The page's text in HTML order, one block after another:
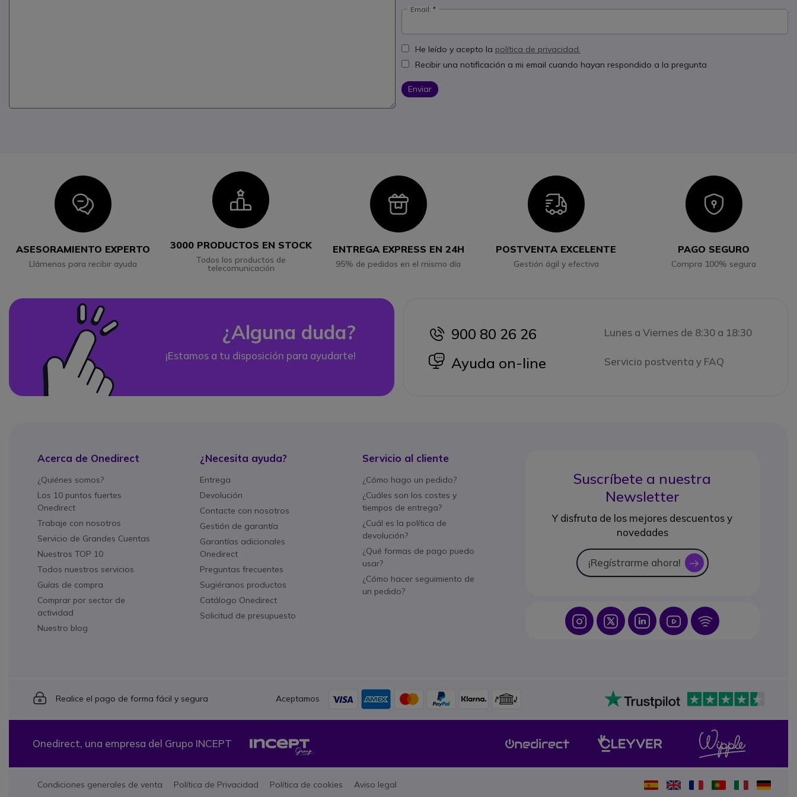
Email:
He leído y acepto la política de privacidad.
Recibir una notificación a mi email cuando hayan respondido a la pregunta
Enviar
Icon
ASESORAMIENTO EXPERTO
Llámenos para recibir ayuda
Icon
3000 PRODUCTOS EN STOCK
Todos los productos de
telecomunicación
Icon
ENTREGA EXPRESS EN 24H
95% de pedidos en el mismo día
Icon
POSTVENTA EXCELENTE
Gestión ágil y efectiva
Icon
PAGO SEGURO
Compra 100% segura
¿Alguna duda?
¡Estamos a tu disposición para ayudarte!
icon
900 80 26 26 Lunes a Viernes de 8:30 a 18:30
icon
Ayuda on-line Servicio postventa y FAQ
Acerca de Onedirect
¿Quiénes somos?
Los 10 puntos fuertes
Onedirect
Trabaje con nosotros
Servicio de Grandes Cuentas
Nuestros TOP 10
Todos nuestros servicios
Guías de compra
Comprar por sector de
actividad
Nuestro blog
¿Necesita ayuda?
Entrega
Devolución
Contacte con nosotros
Gestión de garantía
Garantías adicionales
Onedirect
Preguntas frecuentes
Sugiéranos productos
Catálogo Onedirect
Solicitud de presupuesto
Servicio al cliente
¿Cómo hago un pedido?
¿Cuáles son los costes y
tiempos de entrega?
¿Cuál es la política de
devolución?
¿Qué formas de pago puedo
usar?
¿Cómo hacer seguimiento de
un pedido?
Suscríbete a nuestra
Newsletter
Y disfruta de los mejores descuentos y
novedades
¡Regístrarme ahora! icon
Icon IconIcon Icon Icon
Icon
Realice el pago de forma fácil y segura Aceptamos
Onedirect, una empresa del Grupo INCEPT
Condiciones generales de venta Política de Privacidad Política de cookies Aviso legal